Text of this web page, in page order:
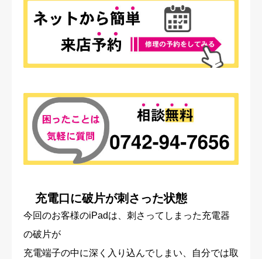
充電口に破片が刺さった状態
今回のお客様のiPadは、刺さってしまった充電器
の破片が
充電端子の中に深く入り込んでしまい、自分では取